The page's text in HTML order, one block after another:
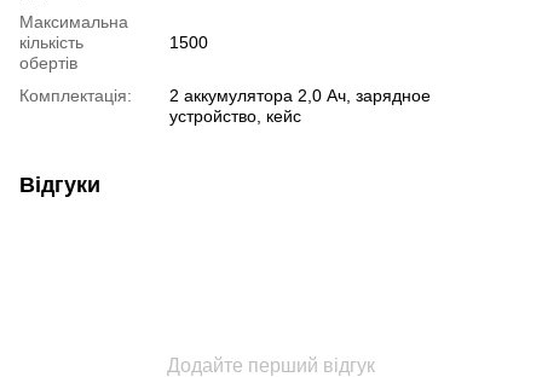
Максимальна
кількість
обертів
1500
Комплектація:
2 аккумулятора 2,0 Ач, зарядное
устройство, кейс
Відгуки
Додайте перший відгук